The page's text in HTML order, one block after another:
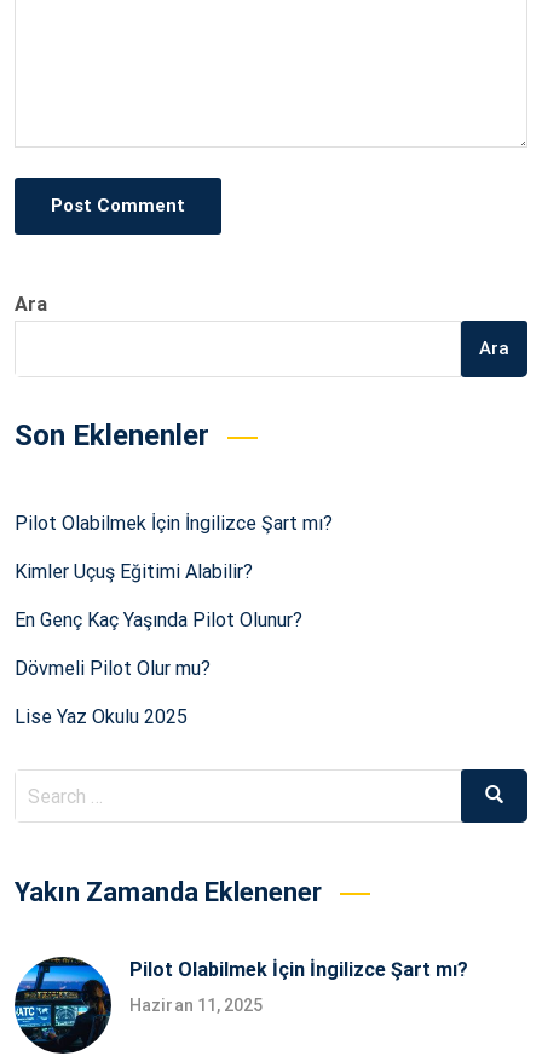
Post Comment
Ara
Ara
Son Eklenenler
Pilot Olabilmek İçin İngilizce Şart mı?
Kimler Uçuş Eğitimi Alabilir?
En Genç Kaç Yaşında Pilot Olunur?
Dövmeli Pilot Olur mu?
Lise Yaz Okulu 2025
Search
for:
Yakın Zamanda Eklenener
Pilot Olabilmek İçin İngilizce Şart mı?
Haziran 11, 2025